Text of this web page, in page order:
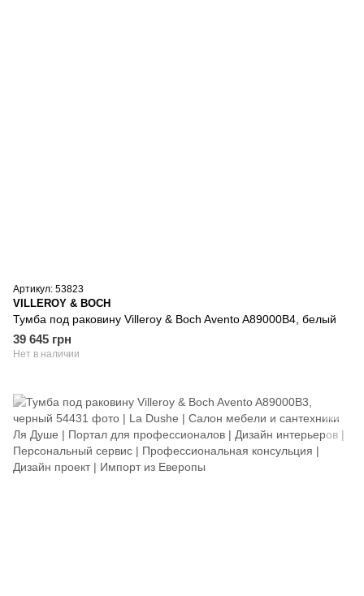
Артикул: 53823
VILLEROY & BOCH
Тумба под раковину Villeroy & Boch Avento A89000B4, белый
39 645 грн
Нет в наличии